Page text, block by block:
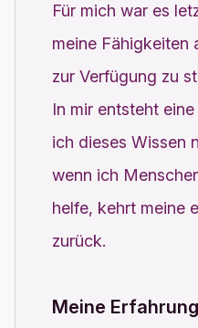
Für mich war es
meine Fähigkeiten
zur Verfügung zu
In mir entsteht
ich dieses Wissen
wenn ich
helfe, kehrt meine
zurück.
Meine